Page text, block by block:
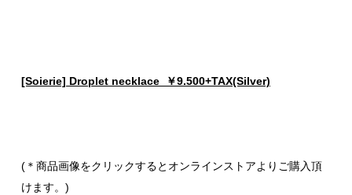
[Soierie] Droplet necklace ￥9.500+TAX(Silver)
(＊商品画像をクリックするとオンラインストアよりご購入頂
けます。)